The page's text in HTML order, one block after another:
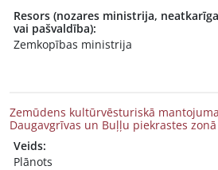
Resors (nozares ministrija,
vai pašvaldība):
Zemkopības ministrija
Zemūdens kultūrvēsturiskā
Daugavgrīvas un Buļļu piekrastes
Veids:
Plānots